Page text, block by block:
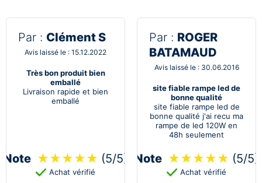
Par : Clément S
Avis laissé le : 15.12.2022
Très bon produit bien
emballé
Livraison rapide et bien
emballé
Note ★★★★★ (5/5)
Achat vérifié
Par : ROGER
BATAMAUD
Avis laissé le : 30.06.2016
site fiable rampe led de
bonne qualité
site fiable rampe led de
bonne qualité j'ai recu ma
rampe de led 120W en
48h seulement
Note ★★★★★ (5/5)
Achat vérifié